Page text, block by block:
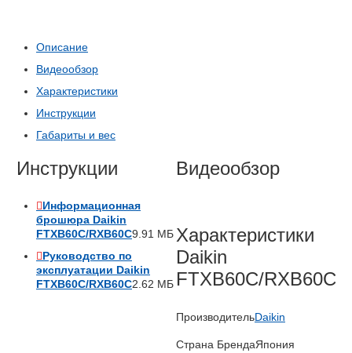
Описание
Видеообзор
Характеристики
Инструкции
Габариты и вес
Инструкции
Информационная
брошюра Daikin
FTXB60C/RXB60C9.91 МБ
Руководство по
эксплуатации Daikin
FTXB60C/RXB60C2.62 МБ
Видеообзор
Характеристики
Daikin
FTXB60C/RXB60C
ПроизводительDaikin
Страна БрендаЯпония